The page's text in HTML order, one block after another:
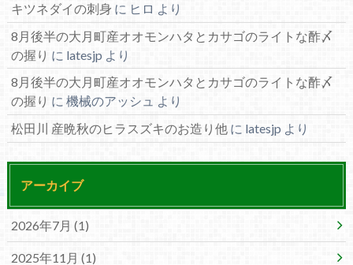
キツネダイの刺身 に ヒロ より
8月後半の大月町産オオモンハタとカサゴのライトな酢〆
の握り に latesjp より
8月後半の大月町産オオモンハタとカサゴのライトな酢〆
の握り に 機械のアッシュ より
松田川 産晩秋のヒラスズキのお造り他に latesjp より
アーカイブ
2026年7月 (1)
2025年11月 (1)